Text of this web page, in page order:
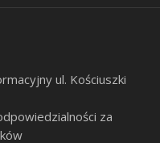
ul. Kościuszki
za